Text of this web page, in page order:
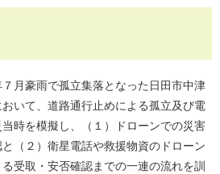
月豪雨で孤立集落となった日田市中津
いて、道路通行止めによる孤立及び電
時を模擬し、（１）ドローンでの災害
（２）衛星電話や救援物資のドローン
受取・安否確認までの一連の流れを訓